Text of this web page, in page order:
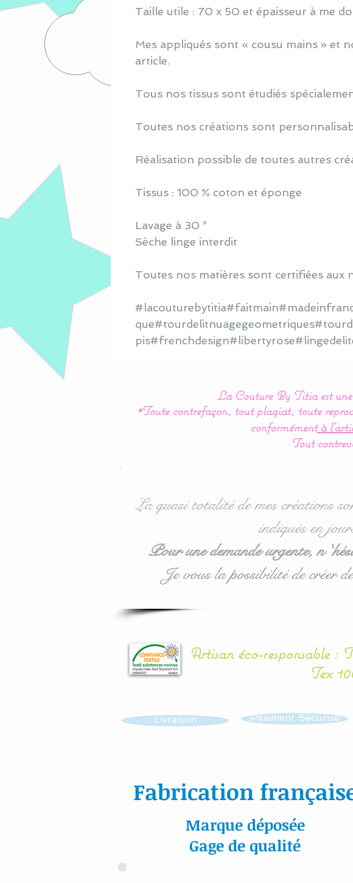
Taille utile : 70 x 50 et épaisseur à me
Mes appliqués sont « cousu mains » et
article.
Tous nos tissus sont étudiés
Toutes nos créations sont
Réalisation possible de toutes autres
Tissus : 100 % coton et éponge
Lavage à 30 °
Sèche linge interdit
Toutes nos matières sont certifiées aux
La Couture By Titia est une
*Toute contrefaçon, tout plagiat, toute
conformémentà
Tout
La quasi totalité de mes créations
indiqués en
Pour une demande urgente, n
Je vous la possibilité de créer
Artisan éco-responsable :
Tex
Livraison Paiement Sécurisé
Fabrication
Marque déposée
Gage de qualité